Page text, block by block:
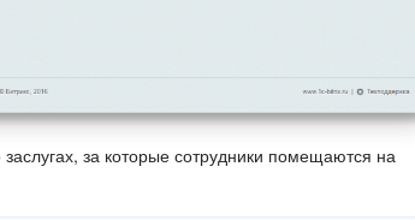
за которые сотрудники помещаются на